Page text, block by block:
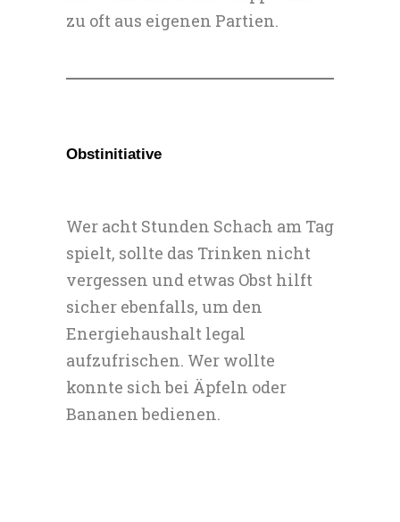
zu oft aus eigenen Partien.
Obstinitiative
Wer acht Stunden Schach am Tag
spielt, sollte das Trinken nicht
vergessen und etwas Obst hilft
sicher ebenfalls, um den
Energiehaushalt legal
aufzufrischen. Wer wollte
konnte sich bei Äpfeln oder
Bananen bedienen.